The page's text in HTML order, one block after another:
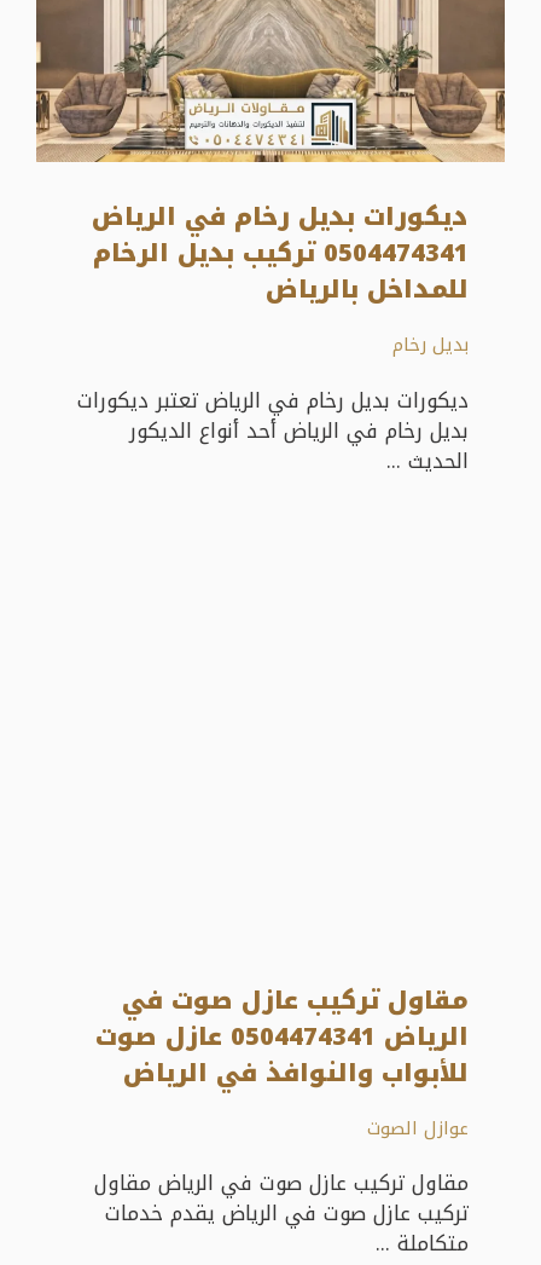
ديكورات بديل رخام في الرياض
0504474341 تركيب بديل الرخام
للمداخل بالرياض
بديل رخام
ديكورات بديل رخام في الرياض تعتبر ديكورات
بديل رخام في الرياض أحد أنواع الديكور
الحديث ...
مقاول تركيب عازل صوت في
الرياض 0504474341 عازل صوت
للأبواب والنوافذ في الرياض
عوازل الصوت
مقاول تركيب عازل صوت في الرياض مقاول
تركيب عازل صوت في الرياض يقدم خدمات
متكاملة ...